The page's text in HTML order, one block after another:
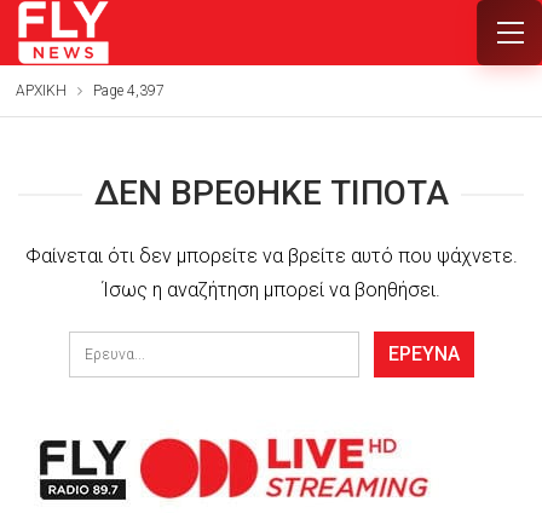
ΑΡΧΙΚΗ Page 4,397
ΔΕΝ ΒΡΈΘΗΚΕ ΤΊΠΟΤΑ
Φαίνεται ότι δεν μπορείτε να βρείτε αυτό που ψάχνετε.
Ίσως η αναζήτηση μπορεί να βοηθήσει.